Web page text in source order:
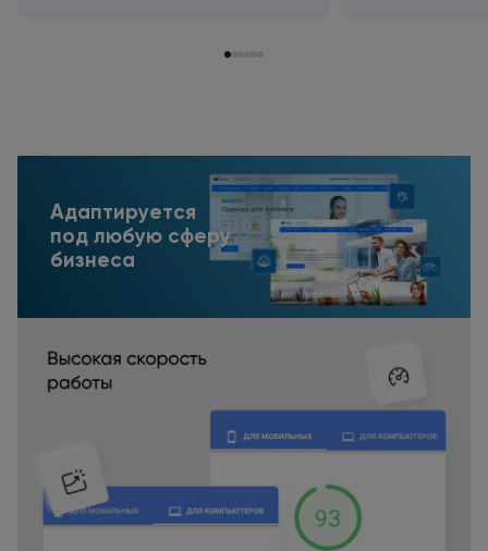
Адаптируется
под любую сферу
бизнеса